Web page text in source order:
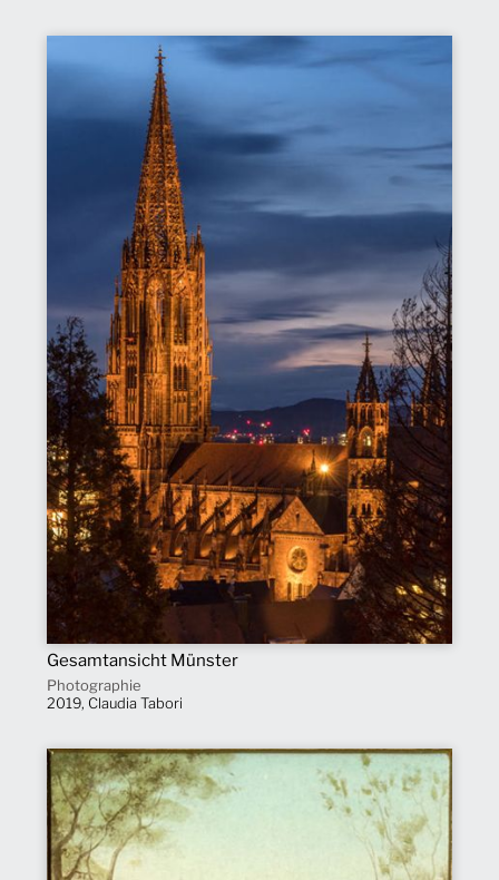
Gesamtansicht Münster
Photographie
2019, Claudia Tabori